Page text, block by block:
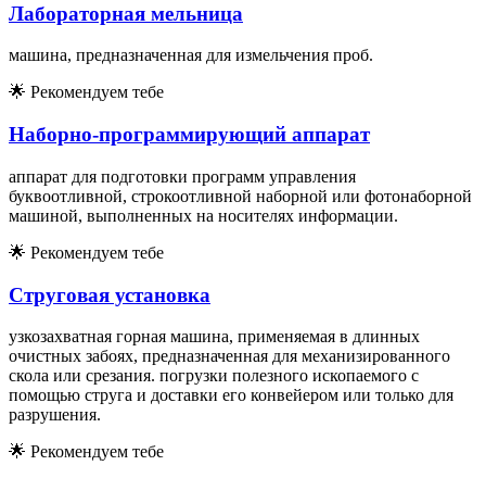
Лабораторная мельница
машина, предназначенная для измельчения проб.
🌟 Рекомендуем тебе
Наборно-программирующий аппарат
аппарат для подготовки программ управления
буквоотливной, строкоотливной наборной или фотонаборной
машиной, выполненных на носителях информации.
🌟 Рекомендуем тебе
Струговая установка
узкозахватная горная машина, применяемая в длинных
очистных забоях, предназначенная для механизированного
скола или срезания. погрузки полезного ископаемого с
помощью струга и доставки его конвейером или только для
разрушения.
🌟 Рекомендуем тебе